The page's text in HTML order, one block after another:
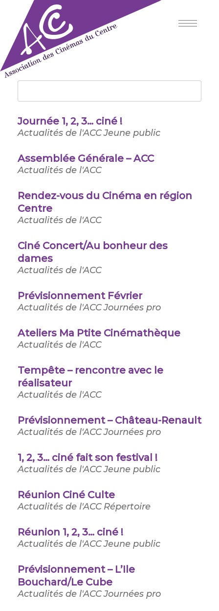
content
Journée 1, 2, 3… ciné !
Actualités de l'ACCJeune public
Assemblée Générale – ACC
Actualités de l'ACC
Rendez-vous du Cinéma en région
Centre
Actualités de l'ACC
Ciné Concert/Au bonheur des
dames
Actualités de l'ACC
Prévisionnement Février
Actualités de l'ACCJournées pro
Ateliers Ma Ptite Cinémathèque
Actualités de l'ACC
Tempête – rencontre avec le
réalisateur
Actualités de l'ACC
Prévisionnement – Château-Renault
Actualités de l'ACCJournées pro
1, 2, 3… ciné fait son festival !
Actualités de l'ACCJeune public
Réunion Ciné Culte
Actualités de l'ACC Répertoire
Réunion 1, 2, 3… ciné !
Actualités de l'ACCJeune public
Prévisionnement – L’Ile
Bouchard/Le Cube
Actualités de l'ACCJournées pro